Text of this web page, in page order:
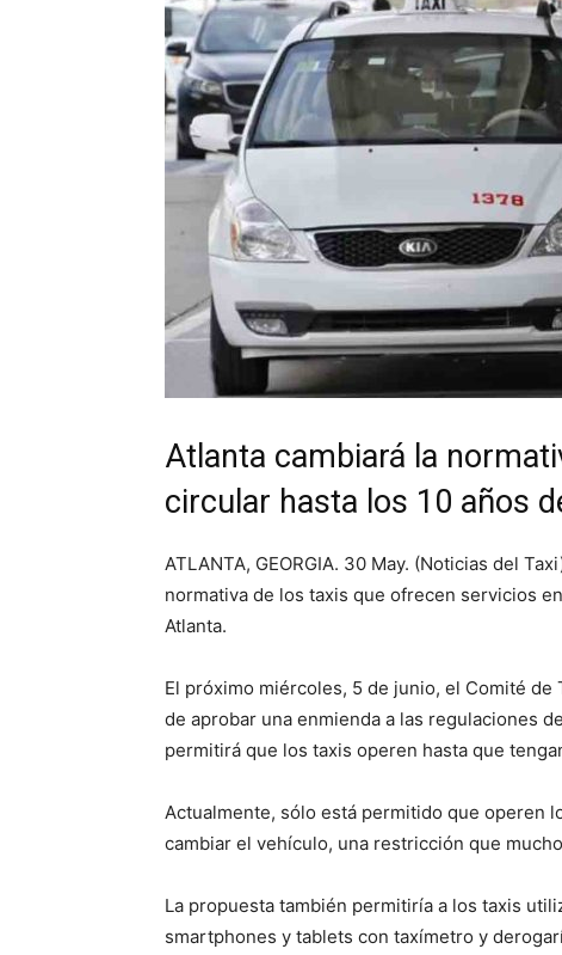
Atlanta cambiará la
circular hasta los 10 años
ATLANTA, GEORGIA. 30 May. (Noticias del
normativa de los taxis que ofrecen servicios
Atlanta.
El próximo miércoles, 5 de junio, el Comité
de aprobar una enmienda a las regulaciones
permitirá que los taxis operen hasta que
Actualmente, sólo está permitido que operen
cambiar el vehículo, una restricción que
La propuesta también permitiría a los taxis
smartphones y tablets con taxímetro y